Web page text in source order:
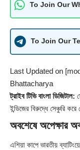
To Join Our
To Join Our
Last Updated on
Bhattacharya
ট্রাইব টিভি বাংলা ডিজিটাল:
ইন্ডিজের বিরুদ্ধে সেঞ্চুরি
অবশেষে
এশিয়া কাপে ভারতীয়